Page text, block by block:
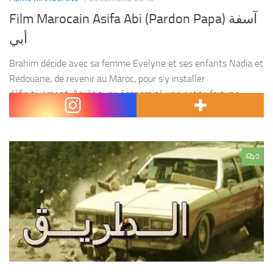
Film Marocain Asifa Abi (Pardon Papa) آسفة
أبي
Brahim décide avec sa femme Evelyne et ses enfants Nadia et
Redouane, de revenir au Maroc, pour s’y installer
définitivement. Après avoir économisé une petite fortune,
durant ses « années d’exil », il veut développer la...
0